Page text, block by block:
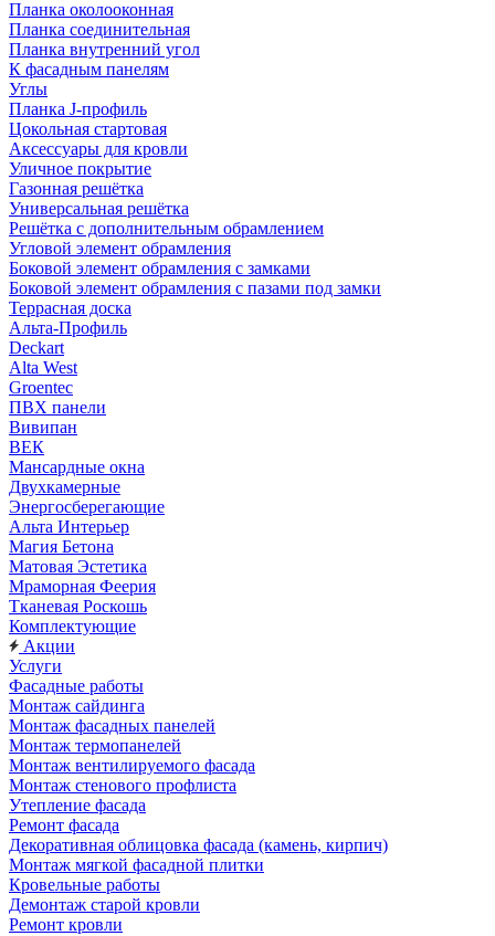
Планка околооконная
Планка соединительная
Планка внутренний угол
К фасадным панелям
Углы
Планка J-профиль
Цокольная стартовая
Аксессуары для кровли
Уличное покрытие
Газонная решётка
Универсальная решётка
Решётка с дополнительным обрамлением
Угловой элемент обрамления
Боковой элемент обрамления с замками
Боковой элемент обрамления с пазами под замки
Террасная доска
Альта-Профиль
Deckart
Alta West
Groentec
ПВХ панели
Вивипан
ВЕК
Мансардные окна
Двухкамерные
Энергосберегающие
Альта Интерьер
Магия Бетона
Матовая Эстетика
Мраморная Феерия
Тканевая Роскошь
Комплектующие
Акции
Услуги
Фасадные работы
Монтаж сайдинга
Монтаж фасадных панелей
Монтаж термопанелей
Монтаж вентилируемого фасада
Монтаж стенового профлиста
Утепление фасада
Ремонт фасада
Декоративная облицовка фасада (камень, кирпич)
Монтаж мягкой фасадной плитки
Кровельные работы
Демонтаж старой кровли
Ремонт кровли